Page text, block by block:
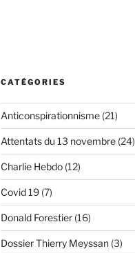
CATÉGORIES
Anticonspirationnisme(21)
Attentats du 13 novembre(24)
Charlie Hebdo(12)
Covid 19(7)
Donald Forestier(16)
Dossier Thierry Meyssan(3)